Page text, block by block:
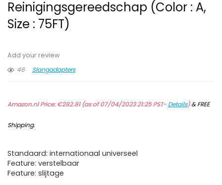
Reinigingsgereedschap (Color : A,
Size : 75FT)
Add your review
46
Slangadapters
Amazon.nl Price:€282.81(as of 07/04/2023 21:25 PST- Details)&FREE
Shipping.
Standaard: internationaal universeel
Feature: verstelbaar
Feature: slijtage